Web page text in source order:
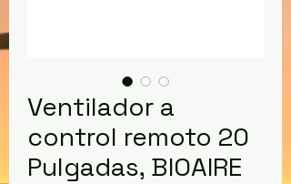
Ventilador a
control remoto 20
Pulgadas, BIOAIRE